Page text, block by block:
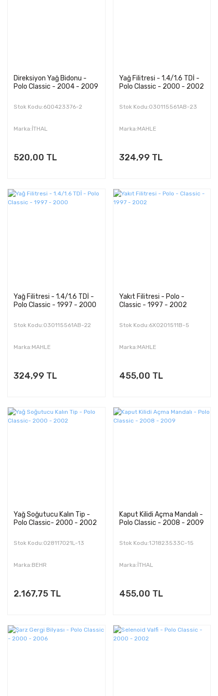
Direksiyon Yağ Bidonu -
Polo Classic - 2004 - 2009
Stok Kodu:6Q0423376-2
Marka:İTHAL
520,00 TL
Yağ Filitresi - 1.4/1.6 TDİ -
Polo Classic - 2000 - 2002
Stok Kodu:030115561AB-23
Marka:MAHLE
324,99 TL
Yağ Filitresi - 1.4/1.6 TDİ -
Polo Classic - 1997 - 2000
Stok Kodu:030115561AB-22
Marka:MAHLE
324,99 TL
Yakıt Filitresi - Polo -
Classic - 1997 - 2002
Stok Kodu:6X0201511B-5
Marka:MAHLE
455,00 TL
Yağ Soğutucu Kalın Tip -
Polo Classic- 2000 - 2002
Stok Kodu:028117021L-13
Marka:BEHR
2.167,75 TL
Kaput Kilidi Açma Mandalı -
Polo Classic - 2008 - 2009
Stok Kodu:1J1823533C-15
Marka:İTHAL
455,00 TL